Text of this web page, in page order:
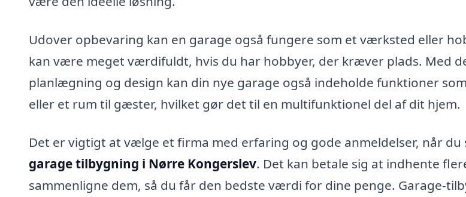
Udover opbevaring kan en garage også fungere som et værksted eller
kan være meget værdifuldt, hvis du har hobbyer, der kræver plads. Med
planlægning og design kan din nye garage også indeholde funktioner
eller et rum til gæster, hvilket gør det til en multifunktionel del af dit hjem.
Det er vigtigt at vælge et firma med erfaring og gode anmeldelser, når
garage tilbygning i Nørre Kongerslev. Det kan betale sig at indhente
sammenligne dem, så du får den bedste værdi for dine penge. Garage-